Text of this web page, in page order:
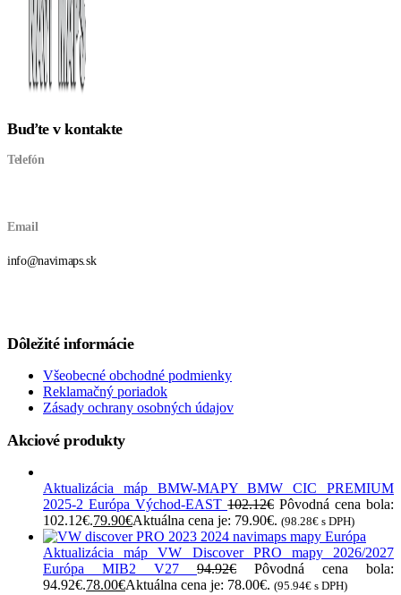
Buďte v kontakte
Telefón
Email
info@navimaps.sk
Dôležité informácie
Všeobecné obchodné podmienky
Reklamačný poriadok
Zásady ochrany osobných údajov
Akciové produkty
Aktualizácia máp BMW-MAPY BMW CIC PREMIUM
2025-2 Európa Východ-EAST 102.12€ Pôvodná cena bola:
102.12€.79.90€Aktuálna cena je: 79.90€. (98.28€ s DPH)
Aktualizácia máp VW Discover PRO mapy 2026/2027
Európa MIB2 V27
94.92€
Pôvodná cena bola:
94.92€.78.00€Aktuálna cena je: 78.00€. (95.94€ s DPH)